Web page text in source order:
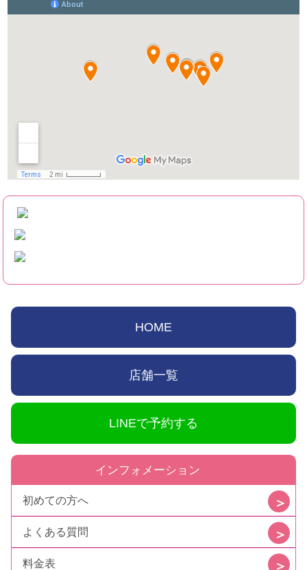
HOME
店舗一覧
LINEで予約する
インフォメーション
初めての方へ
よくある質問
料金表